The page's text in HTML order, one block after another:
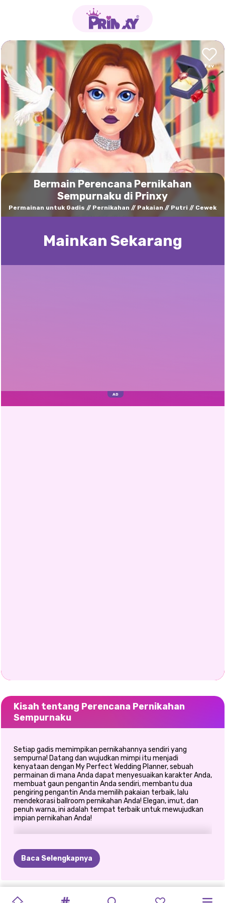
Bermain Perencana Pernikahan
Sempurnaku di Prinxy
Permainan untuk Gadis Pernikahan Pakaian Putri Cewek
Mainkan Sekarang
Kisah tentang Perencana Pernikahan
Sempurnaku
Setiap gadis memimpikan pernikahannya sendiri yang
sempurna! Datang dan wujudkan mimpi itu menjadi
kenyataan dengan My Perfect Wedding Planner, sebuah
permainan di mana Anda dapat menyesuaikan karakter Anda,
membuat gaun pengantin Anda sendiri, membantu dua
pengiring pengantin Anda memilih pakaian terbaik, lalu
mendekorasi ballroom pernikahan Anda! Elegan, imut, dan
penuh warna, ini adalah tempat terbaik untuk mewujudkan
impian pernikahan Anda!
Baca Selengkapnya
PERENCANA
BRIDEZILLA
PENGHANCUR SEKARANG PERSIAPAN